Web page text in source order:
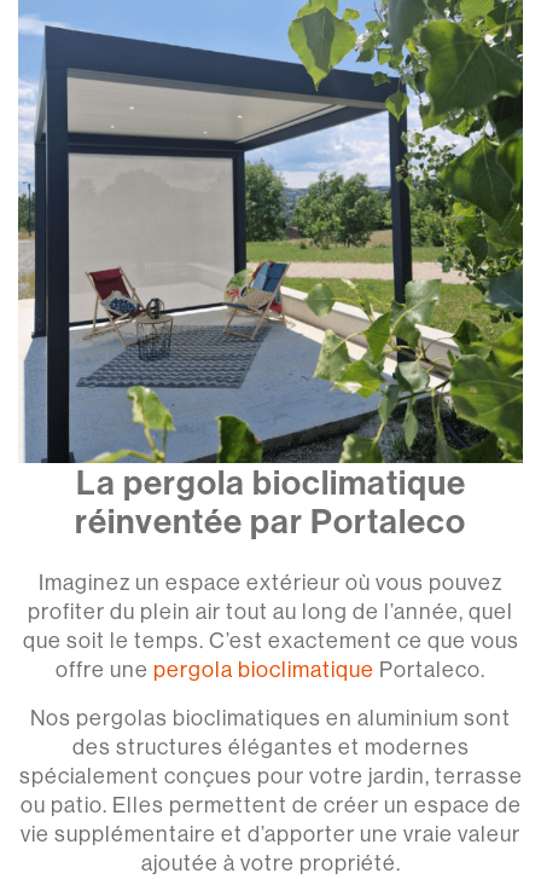
La pergola bioclimatique
réinventée par Portaleco
Imaginez un espace extérieur où vous pouvez
profiter du plein air tout au long de l’année, quel
que soit le temps. C’est exactement ce que vous
offre une pergola bioclimatique Portaleco.
Nos pergolas bioclimatiques en aluminium sont
des structures élégantes et modernes
spécialement conçues pour votre jardin, terrasse
ou patio. Elles permettent de créer un espace de
vie supplémentaire et d’apporter une vraie valeur
ajoutée à votre propriété.